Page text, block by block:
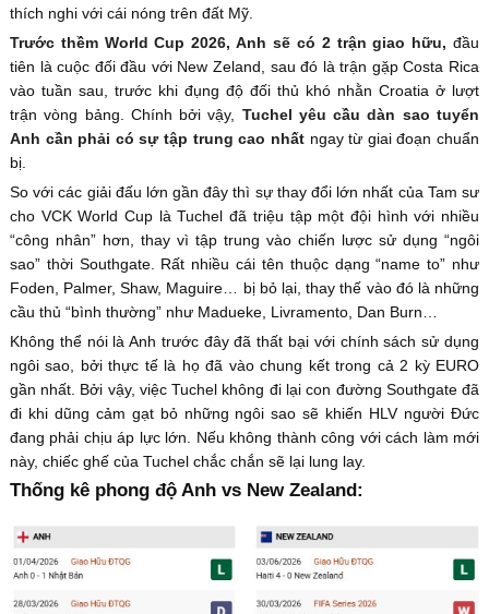
thích nghi với cái nóng trên đất Mỹ.
Trước thềm World Cup 2026, Anh sẽ có 2 trận giao hữu, đầu
tiên là cuộc đối đầu với New Zeland, sau đó là trận gặp Costa Rica
vào tuần sau, trước khi đụng độ đối thủ khó nhằn Croatia ở lượt
trận vòng bảng. Chính bởi vậy, Tuchel yêu cầu dàn sao tuyển
Anh cần phải có sự tập trung cao nhấtngay từ giai đoạn chuẩn
bị.
So với các giải đấu lớn gần đây thì sự thay đổi lớn nhất của Tam sư
cho VCK World Cup là Tuchel đã triệu tập một đội hình với nhiều
“công nhân” hơn, thay vì tập trung vào chiến lược sử dụng “ngôi
sao” thời Southgate. Rất nhiều cái tên thuộc dạng “name to” như
Foden, Palmer, Shaw, Maguire… bị bỏ lại, thay thế vào đó là những
cầu thủ “bình thường” như Madueke, Livramento, Dan Burn…
Không thể nói là Anh trước đây đã thất bại với chính sách sử dụng
ngôi sao, bởi thực tế là họ đã vào chung kết trong cả 2 kỳ EURO
gần nhất. Bởi vậy, việc Tuchel không đi lại con đường Southgate đã
đi khi dũng cảm gạt bỏ những ngôi sao sẽ khiến HLV người Đức
đang phải chịu áp lực lớn. Nếu không thành công với cách làm mới
này, chiếc ghế của Tuchel chắc chắn sẽ lại lung lay.
Thống kê phong độ Anh vs New Zealand: